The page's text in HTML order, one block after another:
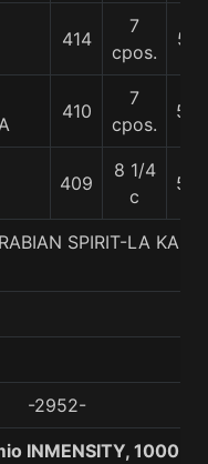
414
7
cpos.
57
410
7
cpos.
55
409
8 1/4
c
56
SPIRIT-LA
-2952-
INMENSITY, 1000